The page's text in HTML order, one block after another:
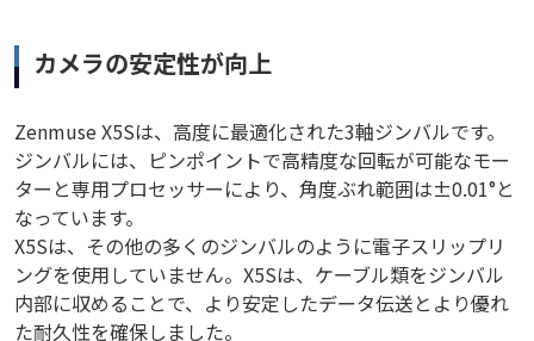
カメラの安定性が向上
Zenmuse X5Sは、高度に最適化された3軸ジンバルです。
ジンバルには、ピンポイントで高精度な回転が可能なモー
ターと専用プロセッサーにより、角度ぶれ範囲は±0.01°と
なっています。
X5Sは、その他の多くのジンバルのように電子スリップリ
ングを使用していません。X5Sは、ケーブル類をジンバル
内部に収めることで、より安定したデータ伝送とより優れ
た耐久性を確保しました。